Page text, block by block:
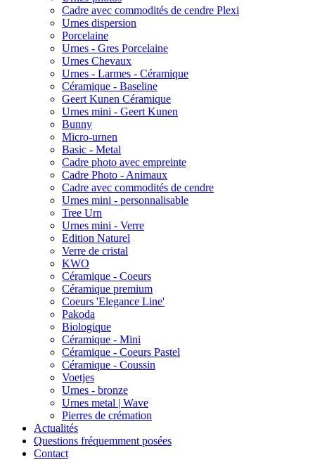
Cadre avec commodités de cendre Plexi
Urnes dispersion
Porcelaine
Urnes - Gres Porcelaine
Urnes Chevaux
Urnes - Larmes - Céramique
Céramique - Baseline
Geert Kunen Céramique
Urnes mini - Geert Kunen
Bunny
Micro-urnen
Basic - Metal
Cadre photo avec empreinte
Cadre Photo - Animaux
Cadre avec commodités de cendre
Urnes mini - personnalisable
Tree Urn
Urnes mini - Verre
Edition Naturel
Verre de cristal
KWO
Céramique - Coeurs
Céramique premium
Coeurs 'Elegance Line'
Pakoda
Biologique
Céramique - Mini
Céramique - Coeurs Pastel
Céramique - Coussin
Voetjes
Urnes - bronze
Urnes metal | Wave
Pierres de crémation
Actualités
Questions fréquemment posées
Contact